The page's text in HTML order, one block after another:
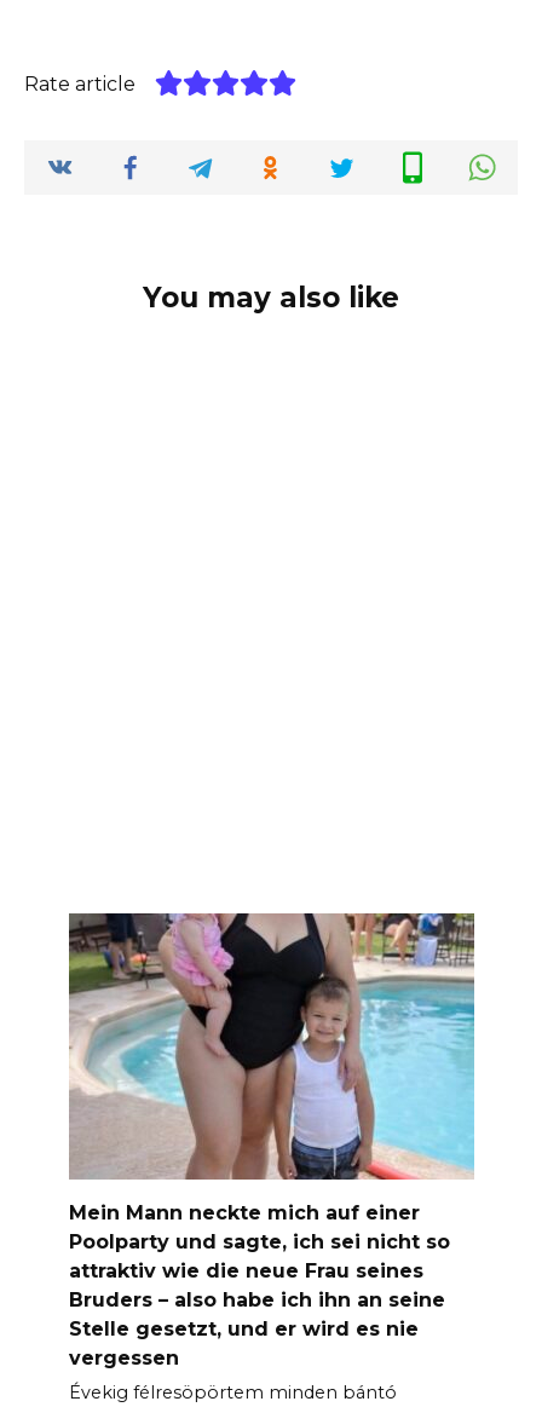
Rate article
You may also like
Mein Mann neckte mich auf einer
Poolparty und sagte, ich sei nicht so
attraktiv wie die neue Frau seines
Bruders – also habe ich ihn an seine
Stelle gesetzt, und er wird es nie
vergessen
Évekig félresöpörtem minden bántó